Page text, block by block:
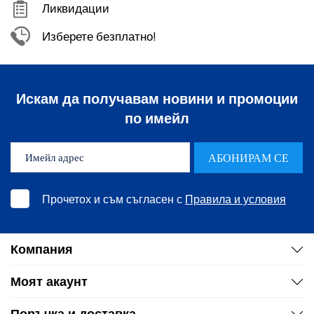
изтекъл срокът на годност, посочен от производителя
от вътрешната страна на корпуса.
Ликвидации
Изберете безплатно!
Искам да получавам новини и промоции
по имейл
АБОНИРАМ СЕ
Прочетох и съм съгласен с Правила и условия
Компания
Моят акаунт